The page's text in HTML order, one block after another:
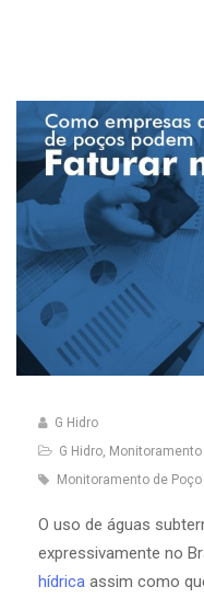
G Hidro
G Hidro, Monitoramento
Monitoramento de Poço
O uso de águas
expressivamente no
hídrica assim como